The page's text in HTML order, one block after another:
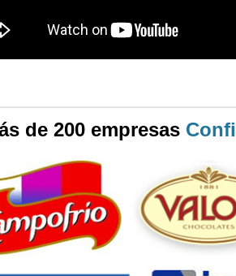
de 200 empresas